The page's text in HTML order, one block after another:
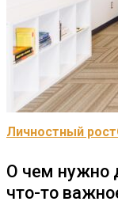
Личностный рост
О чем нужно
что-то